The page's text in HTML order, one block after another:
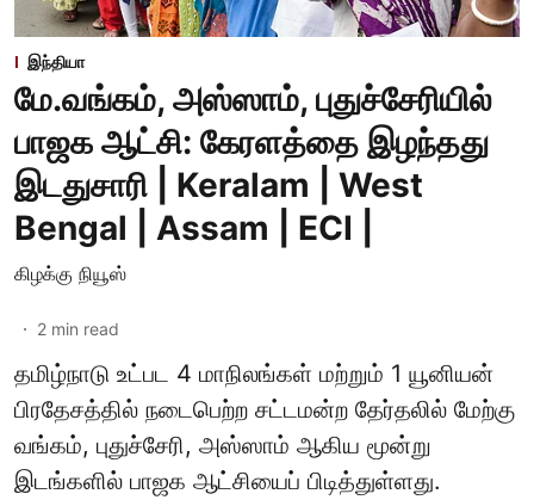
இந்தியா
மே.வங்கம், அஸ்ஸாம், புதுச்சேரியில்
பாஜக ஆட்சி: கேரளத்தை இழந்தது
இடதுசாரி | Keralam | West
Bengal | Assam | ECI |
கிழக்கு நியூஸ்
2 min read
தமிழ்நாடு உட்பட 4 மாநிலங்கள் மற்றும் 1 யூனியன்
பிரதேசத்தில் நடைபெற்ற சட்டமன்ற தேர்தலில் மேற்கு
வங்கம், புதுச்சேரி, அஸ்ஸாம் ஆகிய மூன்று
இடங்களில் பாஜக ஆட்சியைப் பிடித்துள்ளது.